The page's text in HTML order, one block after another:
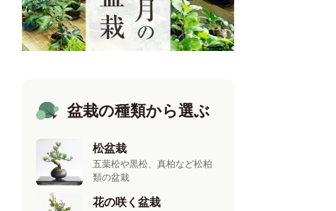
盆栽の種類から選ぶ
松盆栽
五葉松や黒松、真柏など松柏
類の盆栽
花の咲く盆栽